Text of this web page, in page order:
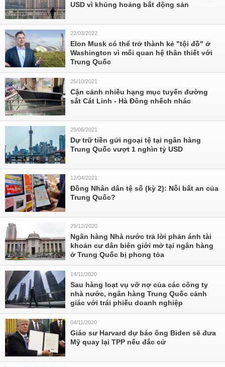
USD vì khủng hoảng bất động sản
22/03/2022
Elon Musk có thể trở thành kẻ "tội đồ" ở
Washington vì mối quan hệ thân thiết với
Trung Quốc
25/10/2021
Cận cảnh nhiều hạng mục tuyến đường
sắt Cát Linh - Hà Đông nhếch nhác
25/06/2021
Dự trữ tiền gửi ngoại tệ tại ngân hàng
Trung Quốc vượt 1 nghìn tỷ USD
12/04/2021
Đồng Nhân dân tệ số (kỳ 2): Nỗi bất an của
Trung Quốc?
29/12/2020
Ngân hàng Nhà nước trả lời phản ánh tài
khoản cư dân biên giới mở tại ngân hàng
ở Trung Quốc bị phong tỏa
14/11/2020
Sau hàng loạt vụ vỡ nợ của các công ty
nhà nước, ngân hàng Trung Quốc cảnh
giác với trái phiếu doanh nghiệp
04/11/2020
Giáo sư Harvard dự báo ông Biden sẽ đưa
Mỹ quay lại TPP nếu đắc cử